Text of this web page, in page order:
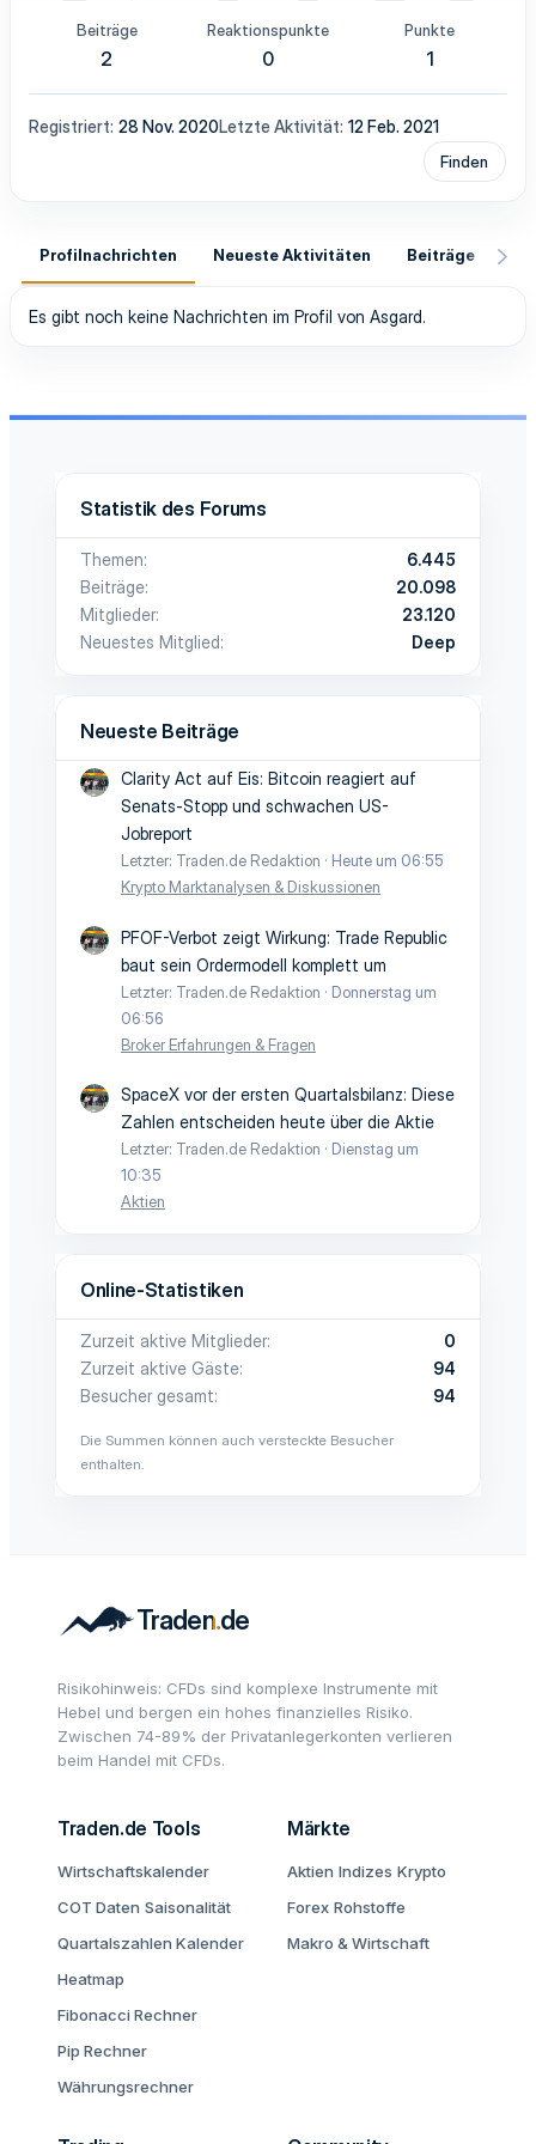
Beiträge
2
Reaktionspunkte
0
Punkte
1
Registriert 28 Nov. 2020Letzte Aktivität 12 Feb. 2021
Finden
Profilnachrichten Neueste Aktivitäten Beiträge
Es gibt noch keine Nachrichten im Profil von Asgard.
Statistik des Forums
Themen
6.445
Beiträge
20.098
Mitglieder
23.120
Neuestes Mitglied
Deep
Neueste Beiträge
Clarity Act auf Eis: Bitcoin reagiert auf
Senats-Stopp und schwachen US-
Jobreport
Letzter: Traden.de Redaktion
Heute um 06:55
Krypto Marktanalysen & Diskussionen
PFOF-Verbot zeigt Wirkung: Trade Republic
baut sein Ordermodell komplett um
Letzter: Traden.de Redaktion
Donnerstag um
06:56
Broker Erfahrungen & Fragen
SpaceX vor der ersten Quartalsbilanz: Diese
Zahlen entscheiden heute über die Aktie
Letzter: Traden.de Redaktion
Dienstag um
10:35
Aktien
Online-Statistiken
Zurzeit aktive Mitglieder
0
Zurzeit aktive Gäste
94
Besucher gesamt
94
Die Summen können auch versteckte Besucher
enthalten.
Risikohinweis: CFDs sind komplexe Instrumente mit
Hebel und bergen ein hohes finanzielles Risiko.
Zwischen 74-89% der Privatanlegerkonten verlieren
beim Handel mit CFDs.
Traden.de Tools
Wirtschaftskalender
COT Daten Saisonalität
Quartalszahlen Kalender
Heatmap
Fibonacci Rechner
Pip Rechner
Währungsrechner
Märkte
Aktien Indizes Krypto
Forex Rohstoffe
Makro & Wirtschaft